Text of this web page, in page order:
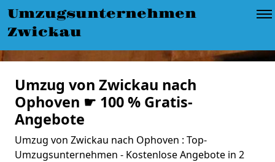
Umzugsunternehmen
Zwickau
Umzug von Zwickau nach
Ophoven ☛ 100 % Gratis-
Angebote
Umzug von Zwickau nach Ophoven : Top-
Umzugsunternehmen - Kostenlose Angebote in 2